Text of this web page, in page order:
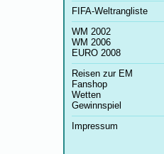
FIFA-Weltrangliste
WM 2002
WM 2006
EURO 2008
Reisen zur EM
Fanshop
Wetten
Gewinnspiel
Impressum